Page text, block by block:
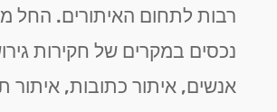
רבות לתחום האיתורים. החל
נכסים במקרים של חקירות
אנשים, איתור כתובות, איתור